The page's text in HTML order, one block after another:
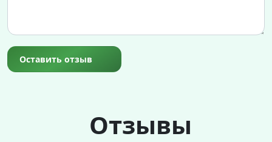
Оставить отзыв
Отзывы